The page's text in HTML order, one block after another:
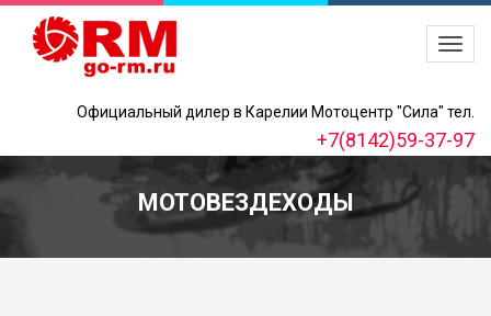
Официальный дилер в Карелии Мотоцентр "Сила" тел.
+7(8142)59-37-97
МОТОВЕЗДЕХОДЫ